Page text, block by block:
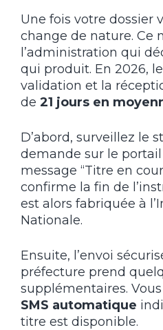
Une fois votre dossier
change de nature. Ce
l’administration qui
qui produit. En 2026,
validation et la
de 21 jours en
D’abord, surveillez le
demande sur le portail
message “Titre en
confirme la fin de
est alors fabriquée à
Nationale.
Ensuite, l’envoi
préfecture prend
supplémentaires.
SMS automatique
titre est disponible.